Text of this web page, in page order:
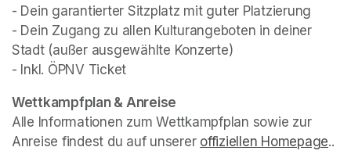
- Dein garantierter Sitzplatz mit guter Platzierung
- Dein Zugang zu allen Kulturangeboten in deiner
Stadt (außer ausgewählte Konzerte)
- Inkl. ÖPNV Ticket
(opens in a new tab)
(opens in a new tab)
(opens in a new tab)
Wettkampfplan & Anreise
Alle Informationen zum Wettkampfplan sowie zur
Anreise findest du auf unserer offiziellen Homepage..